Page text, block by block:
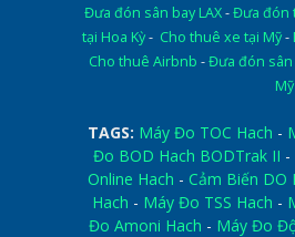
Đưa đón sân bay LAX-Đưa đón
tại Hoa Kỳ- Cho thuê xe tại Mỹ-
Cho thuê Airbnb -Đưa đón sân
Mỹ
TAGS: Máy Đo TOC Hach -
Đo BOD Hach BODTrak II -
Online Hach - Cảm Biến DO
Hach - Máy Đo TSS Hach -
Đo Amoni Hach - Máy Đo